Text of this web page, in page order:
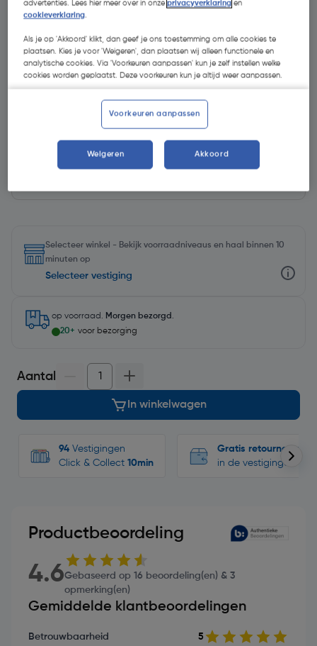
€ 3,95
| Excl. btw € 2,27
Kies productvariant(3)
Selecteer winkel - Bekijk voorraadniveaus en haal binnen 10
minuten op
Selecteer vestiging
op voorraad. Morgen bezorgd .
20+ voor bezorging
Aantal
In winkelwagen
94 Vestigingen
Click & Collect 10min
Gratis retourneren
in de vestigingen
Productbeoordeling
4.6Gebaseerd op 16 beoordeling(en) & 3
opmerking(en)
Gemiddelde klantbeoordelingen
Betrouwbaarheid 5
advertenties. Lees hier meer over in onzeprivacyverklaring en
cookieverklaring.
Als je op 'Akkoord' klikt, dan geef je ons toestemming om alle cookies te
plaatsen. Kies je voor 'Weigeren', dan plaatsen wij alleen functionele en
analytische cookies. Via 'Voorkeuren aanpassen' kun je zelf instellen welke
cookies worden geplaatst. Deze voorkeuren kun je altijd weer aanpassen.
Voorkeuren aanpassen
Weigeren Akkoord